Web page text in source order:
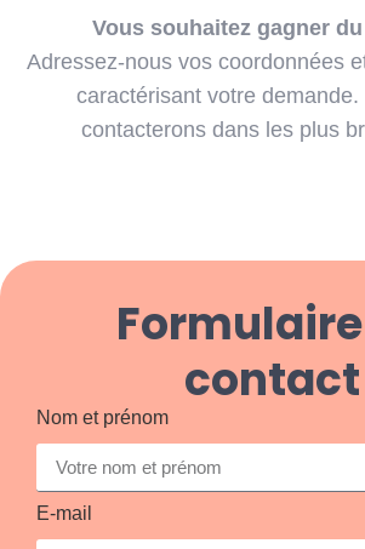
Vous souhaitez gagner
Adressez-nous vos coordonnées
caractérisant votre demande.
contacterons dans les plus
contact
Nom et prénom
E-mail